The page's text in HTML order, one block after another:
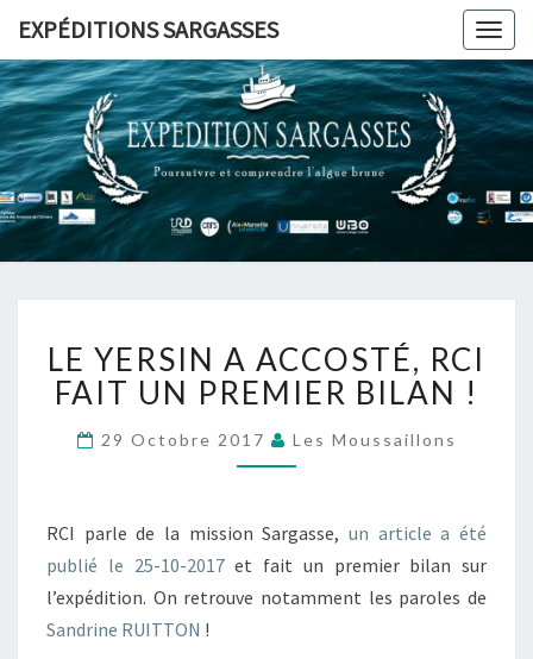
content
EXPÉDITIONS SARGASSES
YERSIN
A
ACCOSTÉ,
RCI
FAIT
BILAN
!
LE YERSIN A ACCOSTÉ, RCI
FAIT UN PREMIER BILAN !
29 Octobre 2017 Les Moussaillons
RCI parle de la mission Sargasse, un article a été
publié le 25-10-2017et fait un premier bilan sur
l’expédition. On retrouve notamment les paroles de
Sandrine RUITTON !